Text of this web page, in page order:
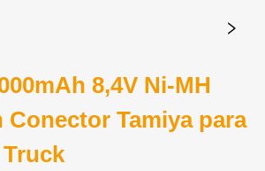
8,4V Ni-MH
Conector Tamiya para